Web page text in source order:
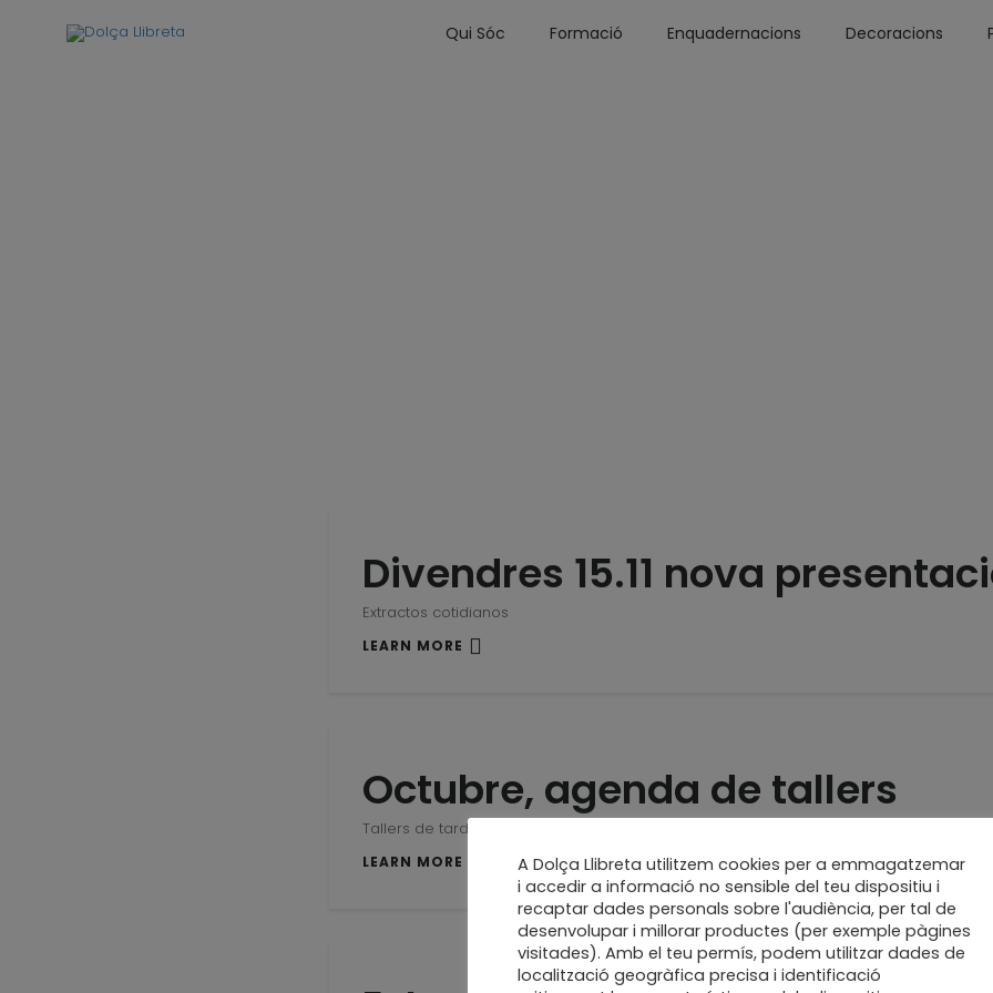
Qui Sóc Formació Enquadernacions Decoracions
Divendres 15.11 nova
Extractos cotidianos
LEARN MORE
Octubre, agenda de tallers
Tallers de tardor
LEARN MORE
A Dolça Llibreta utilitzem cookies per a emmagatzemar
i accedir a informació no sensible del teu dispositiu i
recaptar dades personals sobre l'audiència, per tal de
desenvolupar i millorar productes (per exemple pàgines
visitades). Amb el teu permís, podem utilitzar dades de
localització geogràfica precisa i identificació